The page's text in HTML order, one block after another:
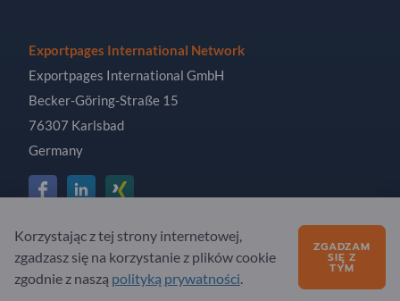
Exportpages International Network
Exportpages International GmbH
Becker-Göring-Straße 15
76307 Karlsbad
Germany
Copyright © 2026 Exportpages International GmbH. All
Rights Reserved.
Korzystając z tej strony internetowej,
zgadzasz się na korzystanie z plików cookie
zgodnie z naszą polityką prywatności.
ZGADZAM
SIĘ Z
TYM